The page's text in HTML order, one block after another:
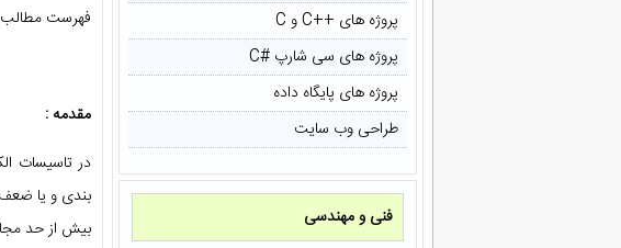
پروژه های ++C و C
پروژه های سی شارپ #C
پروژه های پایگاه داده
طراحی وب سایت
فنی و مهندسی
فهرست مطالب
مقدمه :
در تاسیسات
بندی و یا ضعف
بیش از حد